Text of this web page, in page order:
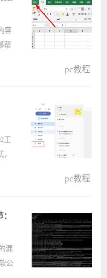
容
帮
pc教程
工
pc教程
漏
公